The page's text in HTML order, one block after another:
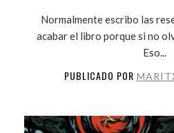
Normalmente escribo las
acabar el libro porque si no
Eso...
PUBLICADO POR